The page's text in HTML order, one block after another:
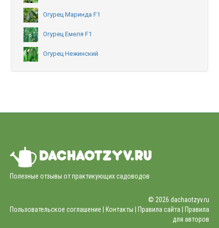
Огурец Маринда F1
Огурец Емеля F1
Огурец Нежинский
Полезные отзывы от практикующих садоводов
© 2026 dachaotzyv.ru
Пользовательское соглашение |
Контакты Правила сайта
Правила
для авторов